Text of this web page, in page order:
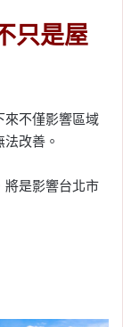
只是屋
來不僅影響區域
改善。
將是影響台北市